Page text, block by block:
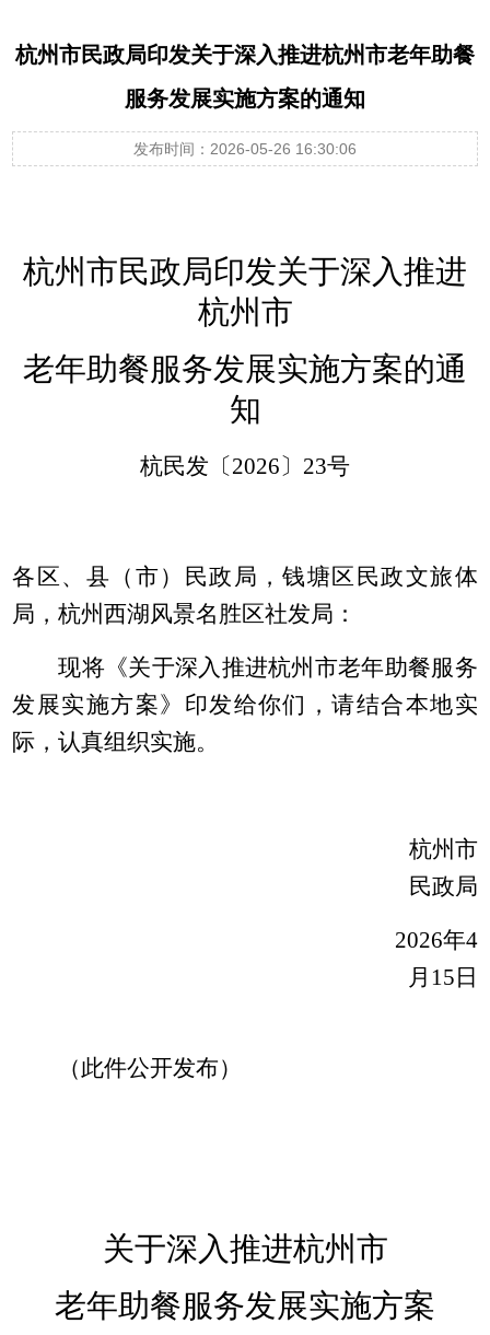
杭州市民政局印发关于深入推进杭州市老年助餐
服务发展实施方案的通知
发布时间：2026-05-26 16:30:06
杭州市民政局印发关于深入推进
杭州市
老年助餐服务发展实施方案的通
知
杭民发〔2026〕23号
各区、县（市）民政局，钱塘区民政文旅体
局，杭州西湖风景名胜区社发局：
现将《关于深入推进杭州市老年助餐服务
发展实施方案》印发给你们，请结合本地实
际，认真组织实施。
杭州市
民政局
2026年4
月15日
（此件公开发布）
关于深入推进杭州市
老年助餐服务发展实施方案